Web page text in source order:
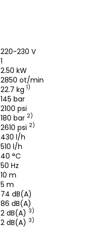
220-230 V
1
2.50 kW
2850 ot/min
22.7 kg 1)
145 bar
2100 psi
180 bar 2)
2610 psi 2)
430 l/h
510 l/h
40 °C
50 Hz
10 m
5 m
74 dB(A)
86 dB(A)
2 dB(A) 3)
2 dB(A) 3)